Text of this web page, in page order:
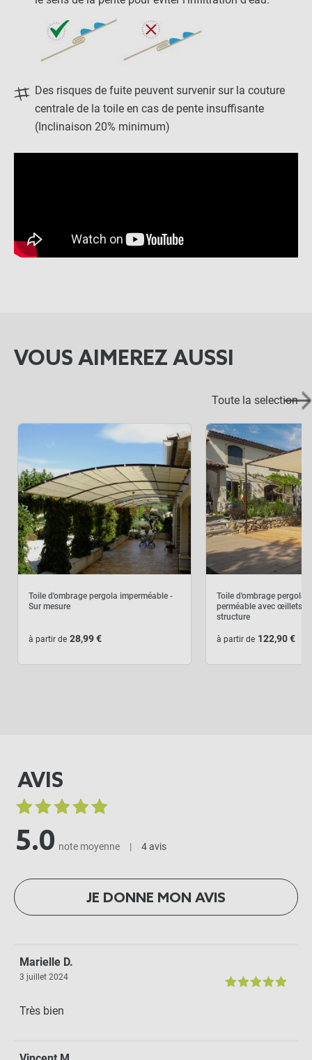
Des risques de fuite peuvent survenir sur la couture
centrale de la toile en cas de pente insuffisante
(Inclinaison 20% minimum)
VOUS AIMEREZ AUSSI
Toute la selection
Toile d'ombrage pergola imperméable -
Sur mesure
à partir de 28,99 €
Toile d'ombrage pergola
perméable avec œillets à
structure
à partir de 122,90 €
AVIS
5.0 note moyenne | 4 avis
JE DONNE MON AVIS
Marielle D.
3 juillet 2024
Très bien